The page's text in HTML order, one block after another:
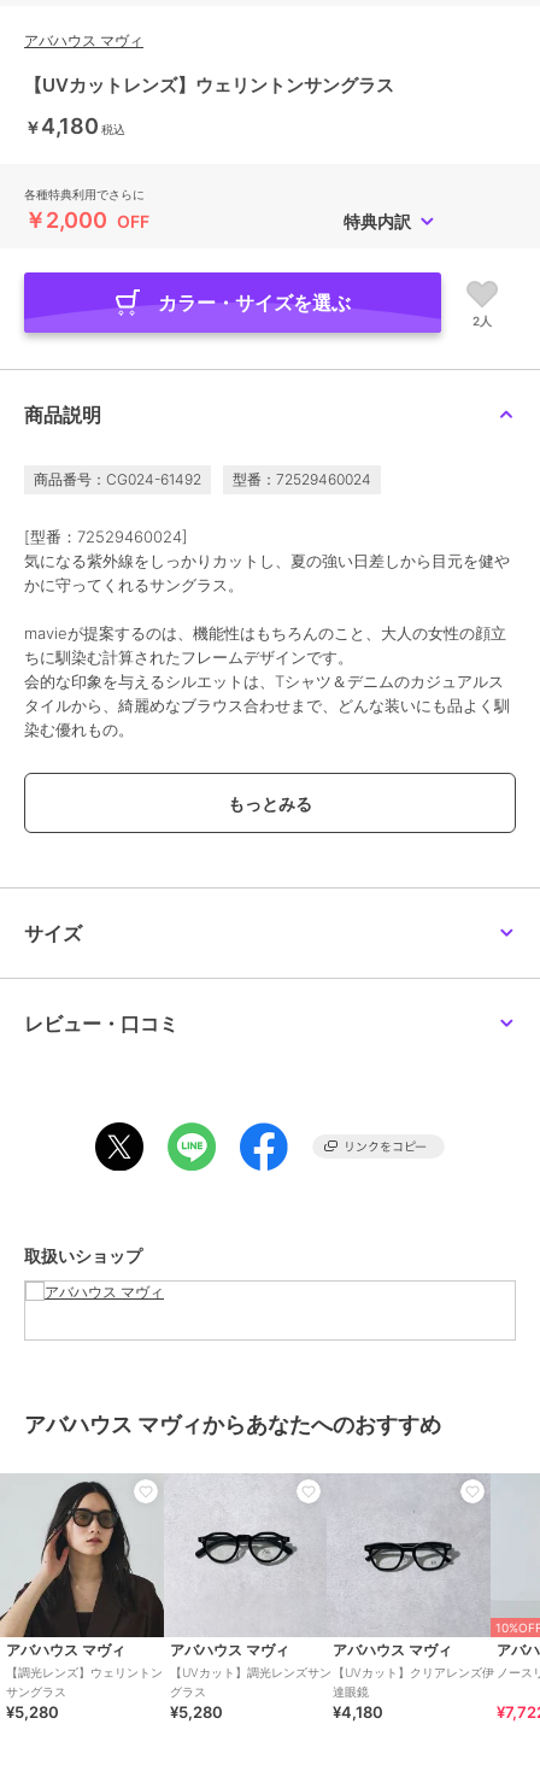
アバハウス マヴィ
【UVカットレンズ】ウェリントンサングラス
￥4,180 税込
各種特典利用でさらに
￥2,000 OFF 特典内訳
カラー・サイズを選ぶ
2人
商品説明
商品番号：CG024-61492 型番：72529460024
[型番：72529460024]
気になる紫外線をしっかりカットし、夏の強い日差しから目元を健や
かに守ってくれるサングラス。
mavieが提案するのは、機能性はもちろんのこと、大人の女性の顔立
ちに馴染む計算されたフレームデザインです。
会的な印象を与えるシルエットは、Tシャツ＆デニムのカジュアルス
タイルから、綺麗めなブラウス合わせまで、どんな装いにも品よく馴
染む優れもの。
毎日の通勤から週末のお出かけまで、シーンを問わずスタイリングを
スマートに仕上げてくれる間違いなしのアイテムです。
ブランド アバハウス マヴィ
ショップ
F
プラスチック
サイズ
レビュー・口コミ
取扱いショップ
アバハウス マヴィからあなたへのおすすめ
アバハウス マヴィ
【調光レンズ】ウェリントン
サングラス
¥5,280
アバハウス マヴィ
【UVカット】調光レンズサン
グラス
¥5,280
アバハウス マヴィ
【UVカット】クリアレンズ伊
達眼鏡
¥4,180
アバ
ノース